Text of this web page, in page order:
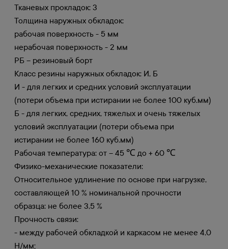
Тканевых прокладок: 3
Толщина наружных обкладок:
рабочая поверхность - 5 мм
нерабочая поверхность - 2 мм
РБ – резиновый борт
Класс резины наружных обкладок: И, Б
И - для легких и средних условий эксплуатации
(потери объема при истирании не более 100 куб.мм)
Б - для легких, средних, тяжелых и очень тяжелых
условий эксплуатации (потери объема при
истирании не более 160 куб.мм)
Рабочая температура: от – 45 ℃ до + 60 ℃
Физико-механические показатели:
Относительное удлинение по основе при нагрузке,
составляющей 10 % номинальной прочности
образца: не более 3,5 %
Прочность связи:
- между рабочей обкладкой и каркасом не менее 4,0
Н/мм;